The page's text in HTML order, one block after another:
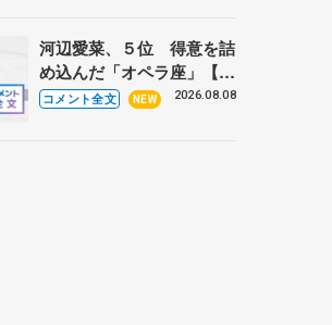
に 小林芳子さんが振り返
るスケート人生
河辺愛菜、５位 得意を詰
め込んだ「オペラ座」【み
なとアクルス杯フリー】
コメント全文 NEW 2026.08.08